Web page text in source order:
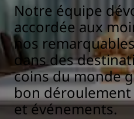
Notre équipe
accordée aux
nos
dans des
coins du monde
bon
et événements.